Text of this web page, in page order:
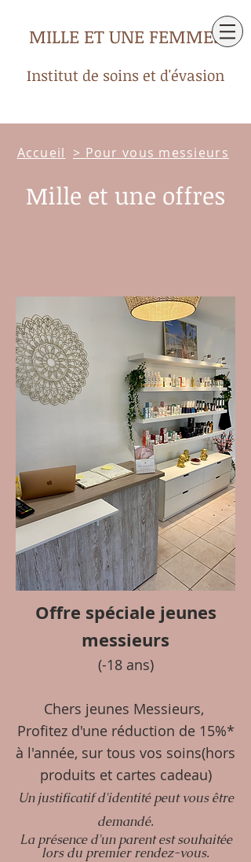
MILLE ET UNE FEMMES
Institut de soins et d'évasion
Accueil > Pour vous messieurs
Mille et une offres
Offre spéciale jeunes
messieurs
(-18 ans)
Chers jeunes Messieurs,
Profitez d'une réduction de 15%*
à l'année, sur tous vos soins(hors
produits et cartes cadeau)
Un justificatifd'identitépeut vous être
demandé.
La présence d'un parent est souhaitée
lors du premier rendez-vous.